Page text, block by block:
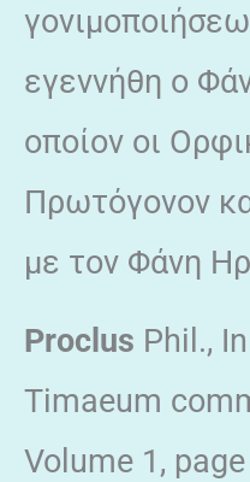
εγεννήθη ο
οποίον οι
Πρωτόγονον
με τον Φάνη
Proclus Phil.,
Timaeum
Volume 1,